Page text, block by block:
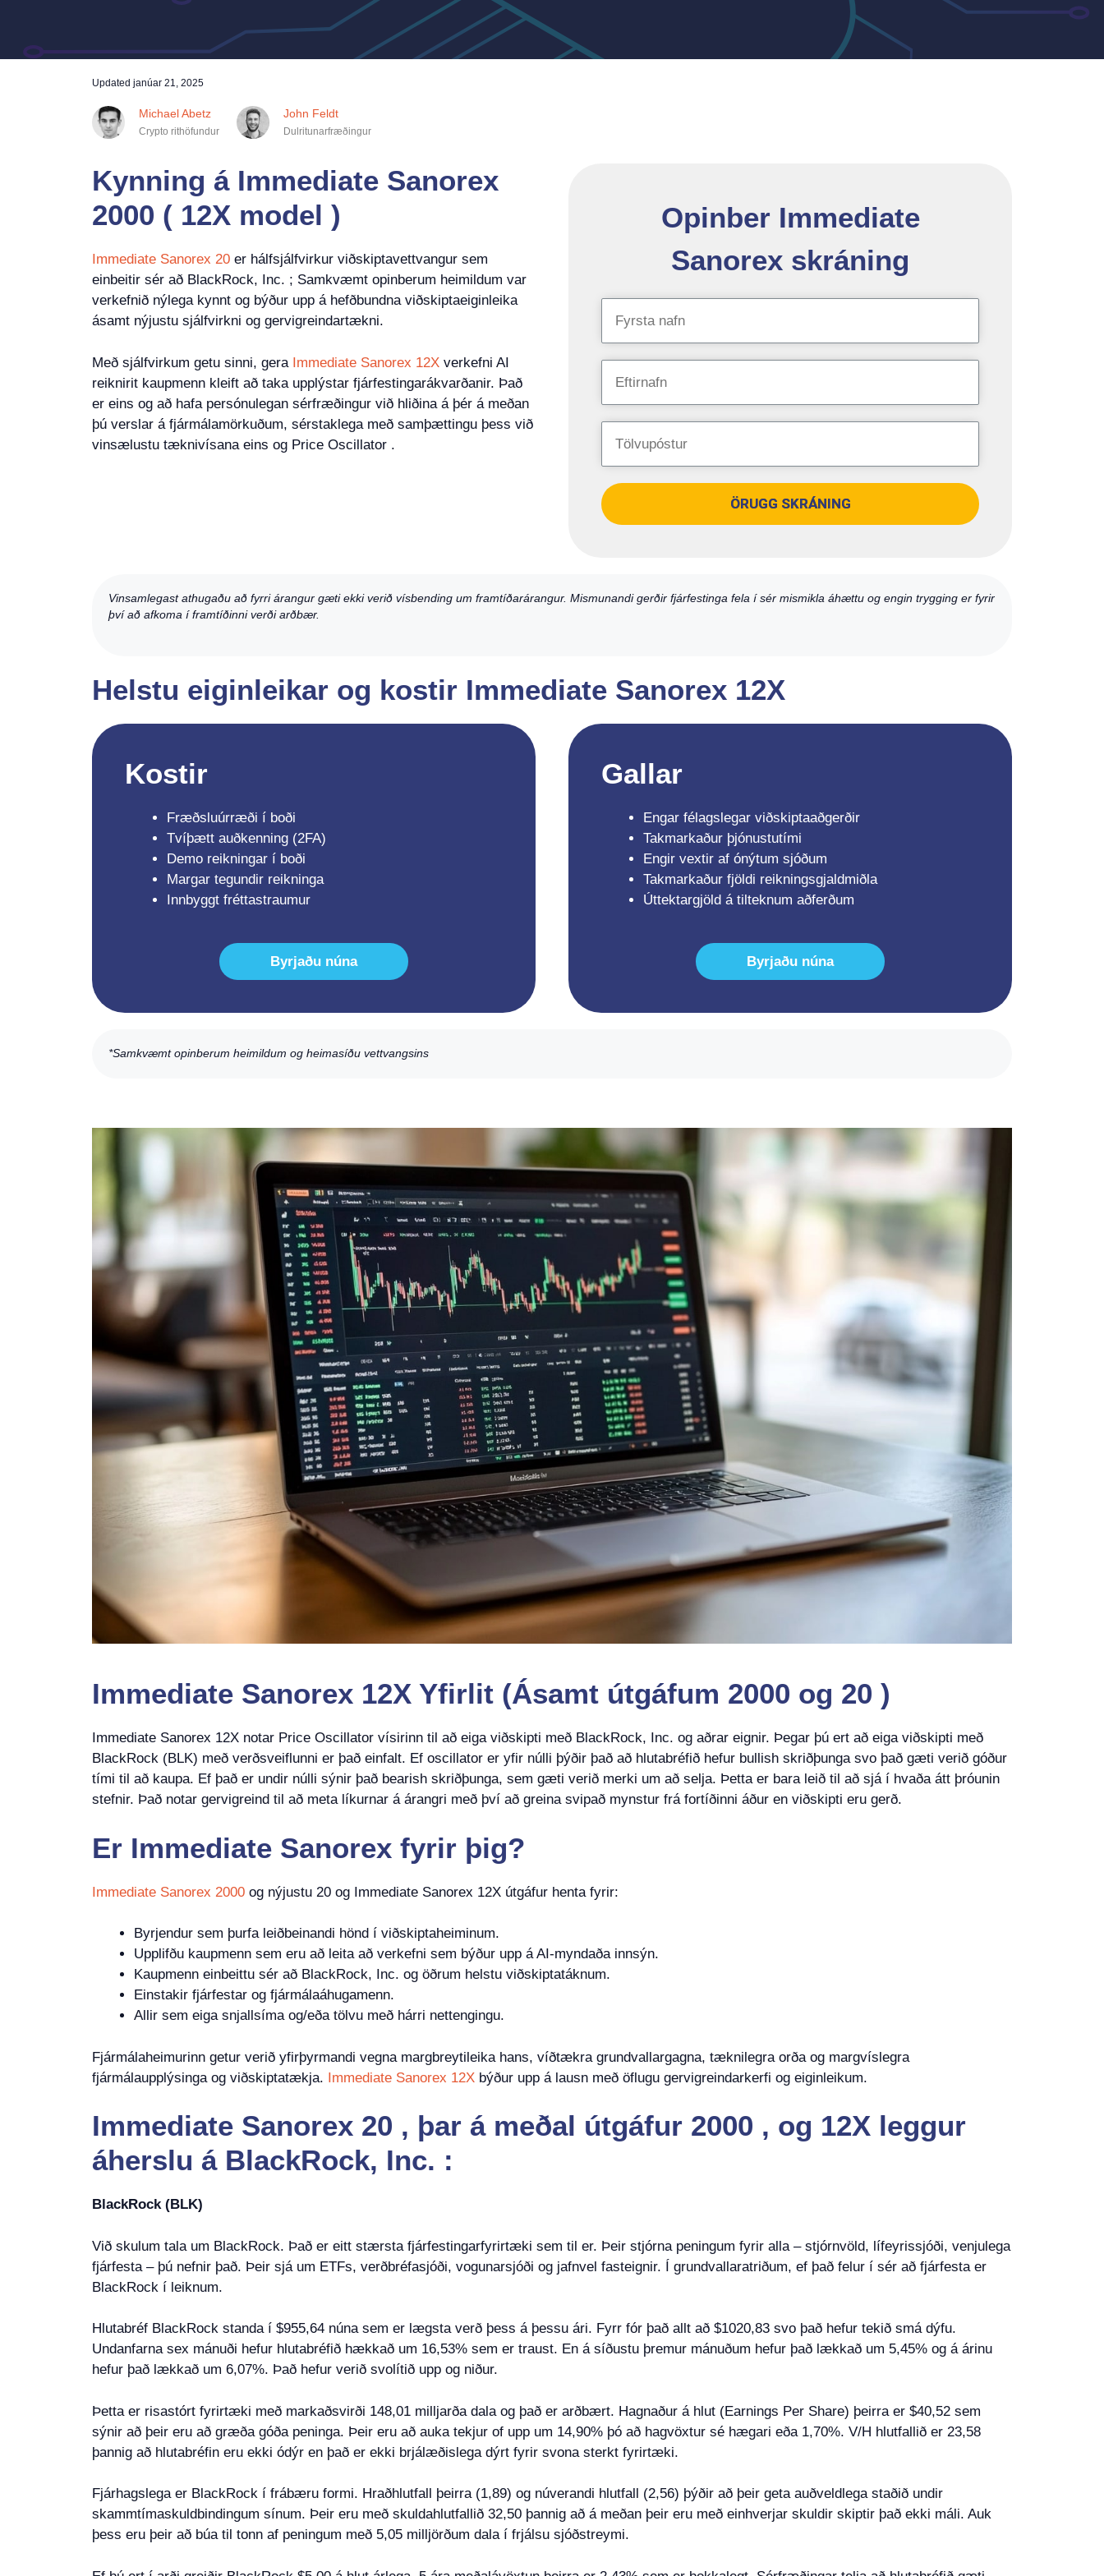
Updated janúar 21, 2025
Michael Abetz
Crypto rithöfundur
John Feldt
Dulritunarfræðingur
Kynning á Immediate Sanorex
2000 ( 12X model )
Immediate Sanorex 20 er hálfsjálfvirkur viðskiptavettvangur sem
einbeitir sér að BlackRock, Inc. ; Samkvæmt opinberum heimildum var
verkefnið nýlega kynnt og býður upp á hefðbundna viðskiptaeiginleika
ásamt nýjustu sjálfvirkni og gervigreindartækni.
Með sjálfvirkum getu sinni, gera Immediate Sanorex 12X verkefni AI
reiknirit kaupmenn kleift að taka upplýstar fjárfestingarákvarðanir. Það
er eins og að hafa persónulegan sérfræðingur við hliðina á þér á meðan
þú verslar á fjármálamörkuðum, sérstaklega með samþættingu þess við
vinsælustu tæknivísana eins og Price Oscillator .
Opinber Immediate
Sanorex skráning
ÖRUGG SKRÁNING
Vinsamlegast athugaðu að fyrri árangur gæti ekki verið vísbending um framtíðarárangur. Mismunandi gerðir fjárfestinga fela í sér mismikla áhættu og engin trygging er fyrir
því að afkoma í framtíðinni verði arðbær.
Helstu eiginleikar og kostir Immediate Sanorex 12X
Kostir
Fræðsluúrræði í boði
Tvíþætt auðkenning (2FA)
Demo reikningar í boði
Margar tegundir reikninga
Innbyggt fréttastraumur
Byrjaðu núna
Gallar
Engar félagslegar viðskiptaaðgerðir
Takmarkaður þjónustutími
Engir vextir af ónýtum sjóðum
Takmarkaður fjöldi reikningsgjaldmiðla
Úttektargjöld á tilteknum aðferðum
Byrjaðu núna
*Samkvæmt opinberum heimildum og heimasíðu vettvangsins
Immediate Sanorex 12X Yfirlit (Ásamt útgáfum 2000 og 20 )
Immediate Sanorex 12X notar Price Oscillator vísirinn til að eiga viðskipti með BlackRock, Inc. og aðrar eignir. Þegar þú ert að eiga viðskipti með
BlackRock (BLK) með verðsveiflunni er það einfalt. Ef oscillator er yfir núlli þýðir það að hlutabréfið hefur bullish skriðþunga svo það gæti verið góður
tími til að kaupa. Ef það er undir núlli sýnir það bearish skriðþunga, sem gæti verið merki um að selja. Þetta er bara leið til að sjá í hvaða átt þróunin
stefnir. Það notar gervigreind til að meta líkurnar á árangri með því að greina svipað mynstur frá fortíðinni áður en viðskipti eru gerð.
Er Immediate Sanorex fyrir þig?
Immediate Sanorex 2000 og nýjustu 20 og Immediate Sanorex 12X útgáfur henta fyrir:
Byrjendur sem þurfa leiðbeinandi hönd í viðskiptaheiminum.
Upplifðu kaupmenn sem eru að leita að verkefni sem býður upp á AI-myndaða innsýn.
Kaupmenn einbeittu sér að BlackRock, Inc. og öðrum helstu viðskiptatáknum.
Einstakir fjárfestar og fjármálaáhugamenn.
Allir sem eiga snjallsíma og/eða tölvu með hárri nettengingu.
Fjármálaheimurinn getur verið yfirþyrmandi vegna margbreytileika hans, víðtækra grundvallargagna, tæknilegra orða og margvíslegra
fjármálaupplýsinga og viðskiptatækja. Immediate Sanorex 12X býður upp á lausn með öflugu gervigreindarkerfi og eiginleikum.
Immediate Sanorex 20 , þar á meðal útgáfur 2000 , og 12X leggur
áherslu á BlackRock, Inc. :
BlackRock (BLK)
Við skulum tala um BlackRock. Það er eitt stærsta fjárfestingarfyrirtæki sem til er. Þeir stjórna peningum fyrir alla – stjórnvöld, lífeyrissjóði, venjulega
fjárfesta – þú nefnir það. Þeir sjá um ETFs, verðbréfasjóði, vogunarsjóði og jafnvel fasteignir. Í grundvallaratriðum, ef það felur í sér að fjárfesta er
BlackRock í leiknum.
Hlutabréf BlackRock standa í $955,64 núna sem er lægsta verð þess á þessu ári. Fyrr fór það allt að $1020,83 svo það hefur tekið smá dýfu.
Undanfarna sex mánuði hefur hlutabréfið hækkað um 16,53% sem er traust. En á síðustu þremur mánuðum hefur það lækkað um 5,45% og á árinu
hefur það lækkað um 6,07%. Það hefur verið svolítið upp og niður.
Þetta er risastórt fyrirtæki með markaðsvirði 148,01 milljarða dala og það er arðbært. Hagnaður á hlut (Earnings Per Share) þeirra er $40,52 sem
sýnir að þeir eru að græða góða peninga. Þeir eru að auka tekjur of upp um 14,90% þó að hagvöxtur sé hægari eða 1,70%. V/H hlutfallið er 23,58
þannig að hlutabréfin eru ekki ódýr en það er ekki brjálæðislega dýrt fyrir svona sterkt fyrirtæki.
Fjárhagslega er BlackRock í frábæru formi. Hraðhlutfall þeirra (1,89) og núverandi hlutfall (2,56) þýðir að þeir geta auðveldlega staðið undir
skammtímaskuldbindingum sínum. Þeir eru með skuldahlutfallið 32,50 þannig að á meðan þeir eru með einhverjar skuldir skiptir það ekki máli. Auk
þess eru þeir að búa til tonn af peningum með 5,05 milljörðum dala í frjálsu sjóðstreymi.